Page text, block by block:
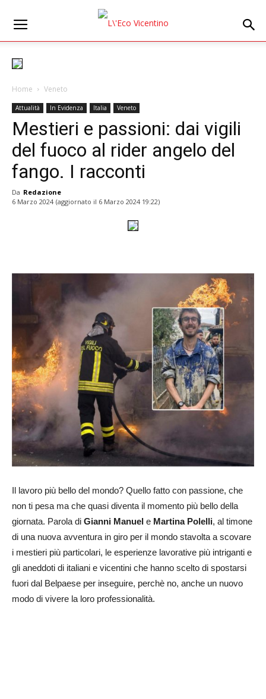
Home Veneto
Attualità In Evidenza Italia Veneto
Mestieri e passioni: dai vigili
del fuoco al rider angelo del
fango. I racconti
Da Redazione
6 Marzo 2024 (aggiornato il 6 Marzo 2024 19:22)
Il lavoro più bello del mondo? Quello fatto con passione, che
non ti pesa ma che quasi diventa il momento più bello della
giornata. Parola di Gianni Manuel e Martina Polelli, al timone
di una nuova avventura in giro per il mondo stavolta a scovare
i mestieri più particolari, le esperienze lavorative più intriganti e
gli aneddoti di italiani e vicentini che hanno scelto di spostarsi
fuori dal Belpaese per inseguire, perchè no, anche un nuovo
modo di vivere la loro professionalità.